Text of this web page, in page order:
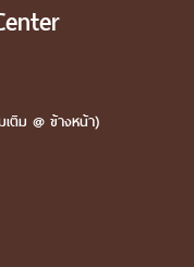
ติม @ ข้างหน้า)